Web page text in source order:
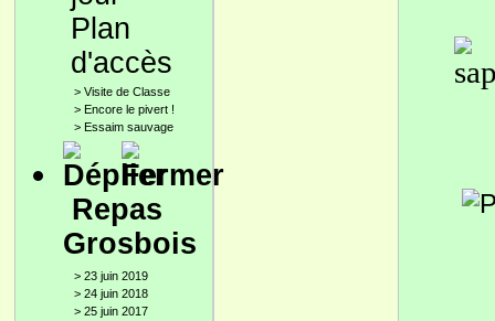
Plan
d'accès
> Visite de Classe
> Encore le pivert !
> Essaim sauvage
Repas
Grosbois
> 23 juin 2019
> 24 juin 2018
> 25 juin 2017